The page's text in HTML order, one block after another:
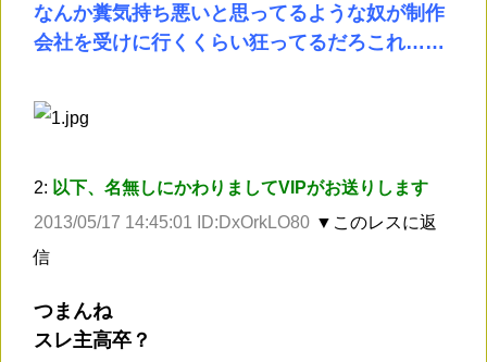
なんか糞気持ち悪いと思ってるような奴が制作
会社を受けに行くくらい狂ってるだろこれ……
2: 以下、名無しにかわりましてVIPがお送りします
2013/05/17 14:45:01 ID:DxOrkLO80 ▼このレスに返
信
つまんね
スレ主高卒？